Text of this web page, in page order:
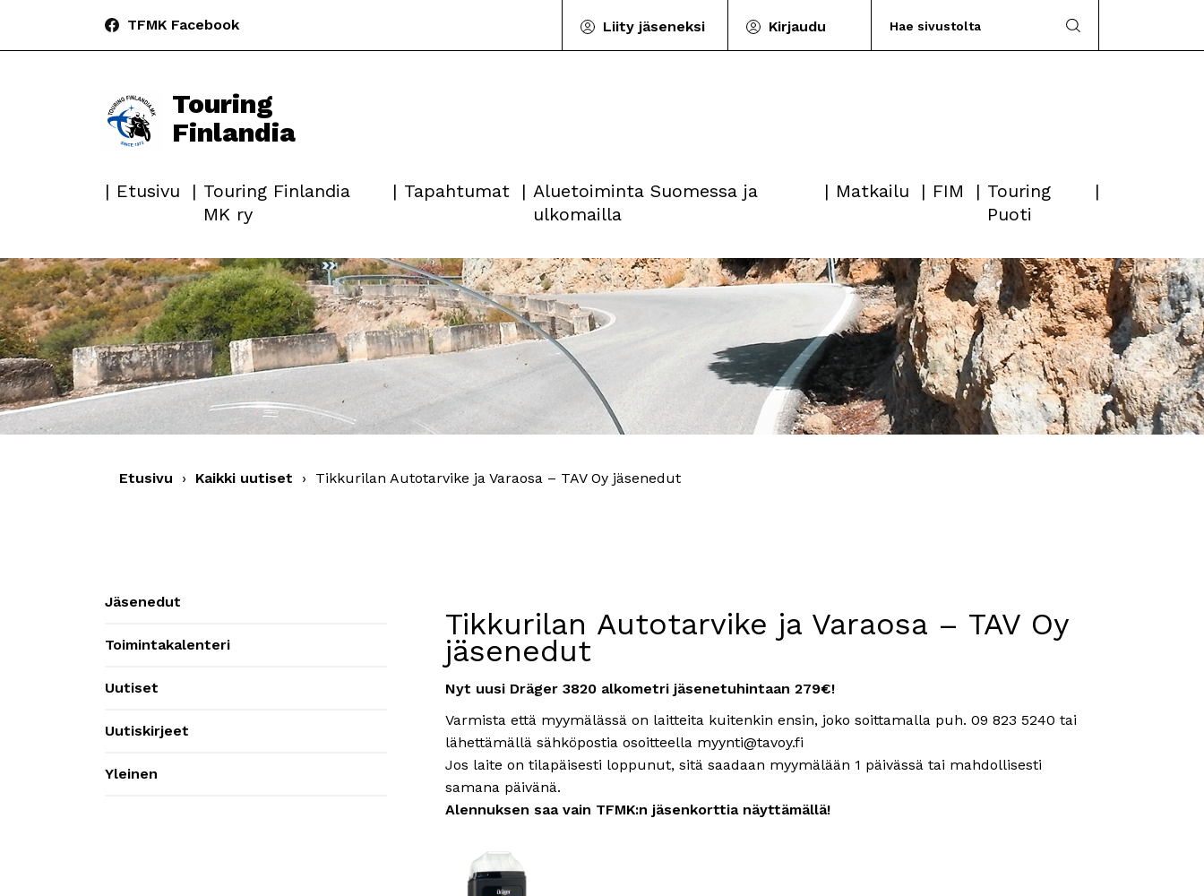
Touring
Finlandia
TFMK Facebook Liity jäseneksi Kirjaudu
Etusivu
Touring Finlandia
MK ry
Tapahtumat
Aluetoiminta Suomessa ja
ulkomailla
Matkailu FIM
Touring
Puoti
Etusivu › Kaikki uutiset › Tikkurilan Autotarvike ja Varaosa – TAV Oy jäsenedut
Jäsenedut
Toimintakalenteri
Uutiset
Uutiskirjeet
Yleinen
Tikkurilan Autotarvike ja Varaosa – TAV Oy
jäsenedut
Nyt uusi Dräger 3820 alkometri jäsenetuhintaan 279€!
Varmista että myymälässä on laitteita kuitenkin ensin, joko soittamalla puh. 09 823 5240 tai
lähettämällä sähköpostia osoitteella myynti@tavoy.fi
Jos laite on tilapäisesti loppunut, sitä saadaan myymälään 1 päivässä tai mahdollisesti
samana päivänä.
Alennuksen saa vain TFMK:n jäsenkorttia näyttämällä!